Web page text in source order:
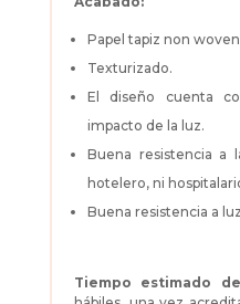
Papel tapiz non
Texturizado.
El diseño cuenta
impacto de la luz.
Buena resistencia a
hotelero, ni
Buena resistencia a
Tiempo estimado